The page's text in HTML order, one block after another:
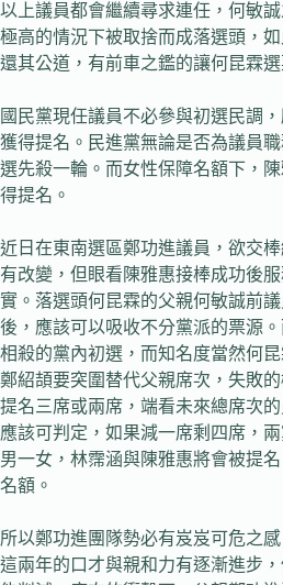
以上議員都會繼續尋求連任，何敏
極高的情況下被取捨而成落選頭，
還其公道，有前車之鑑的讓何昆霖
國民黨現任議員不必參與初選民調
獲得提名。民進黨無論是否為議員
選先殺一輪。而女性保障名額下，
得提名。
近日在東南選區鄭功進議員，欲交
有改變，但眼看陳雅惠接棒成功後
實。落選頭何昆霖的父親何敏誠前
後，應該可以吸收不分黨派的票源
相殺的黨內初選，而知名度當然何
鄭紹頡要突圍替代父親席次，失敗
提名三席或兩席，端看未來總席次
應該可判定，如果減一席剩四席，
男一女，林霈涵與陳雅惠將會被提
名額。
所以鄭功進團隊勢必有岌岌可危之
這兩年的口才與親和力有逐漸進步